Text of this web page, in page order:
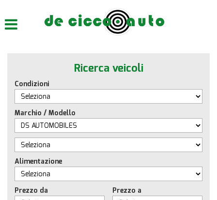
ACQUISTIAMO USATO
ASSISTENZA
CONTATTI
Ricerca veicoli
Condizioni
Marchio / Modello
Alimentazione
Prezzo da Prezzo a